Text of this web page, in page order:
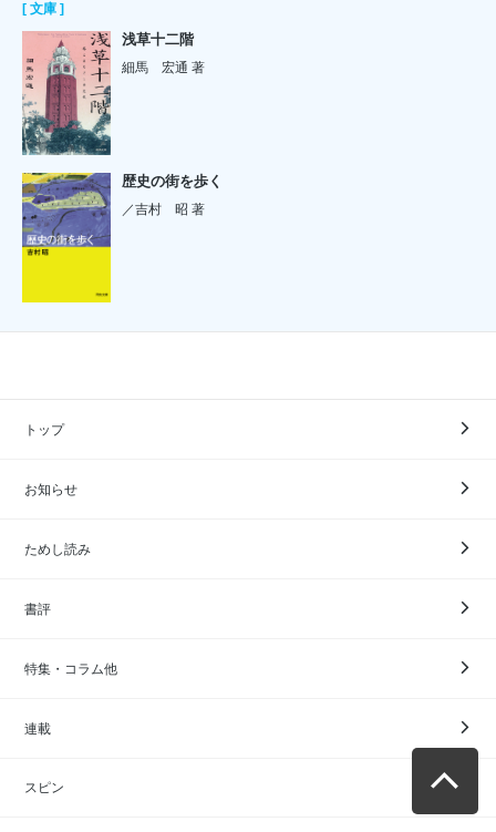
[ 文庫 ]
浅草十二階
細馬 宏通 著
歴史の街を歩く
／吉村 昭 著
トップ
お知らせ
ためし読み
書評
特集・コラム他
連載
スピン